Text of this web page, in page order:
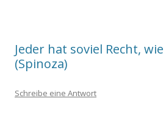
Jeder hat soviel Recht,
(Spinoza)
Schreibe eine Antwort